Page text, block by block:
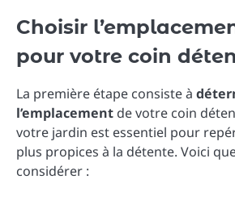
Choisir
pour votre coin
La première étape consiste à
l’emplacement de votre coin
votre jardin est essentiel pour
plus propices à la détente. Voici
considérer :